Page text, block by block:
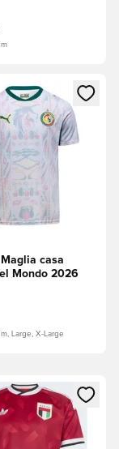
registrarsi come
finestra modale
casa
Mondo 2026
Large, X-Large
registrarsi come
finestra modale